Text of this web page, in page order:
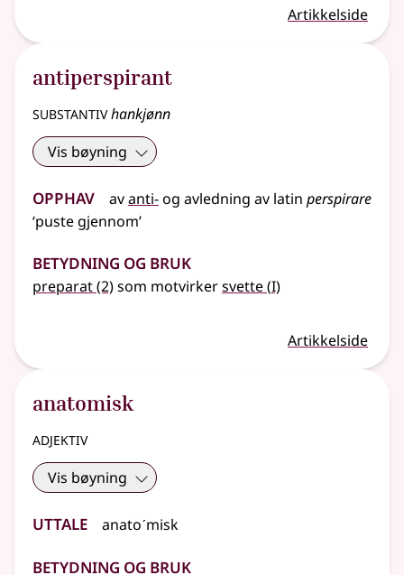
Artikkelside
antiperspirant
substantivhankjønn
Vis bøyning
Opphav avanti-og avledning av latin perspirare
‘puste gjennom’
Betydning og bruk
preparat(2)som motvirkersvette(1
I)
Artikkelside
anatomisk
adjektiv
Vis bøyning
Uttale anatoˊmisk
Betydning og bruk